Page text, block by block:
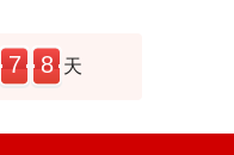
7 8 天